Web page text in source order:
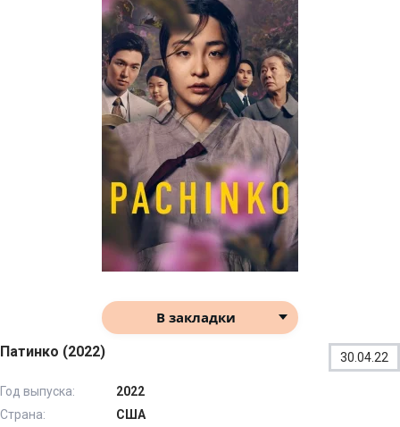
В закладки
Патинко (2022) 30.04.22
Год выпуска:
2022
Страна:
США